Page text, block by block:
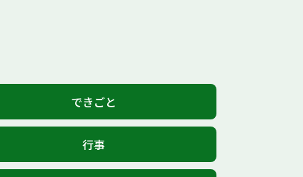
できごと
行事